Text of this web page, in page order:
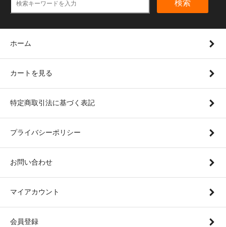
検索
ホーム
カートを見る
特定商取引法に基づく表記
プライバシーポリシー
お問い合わせ
マイアカウント
会員登録